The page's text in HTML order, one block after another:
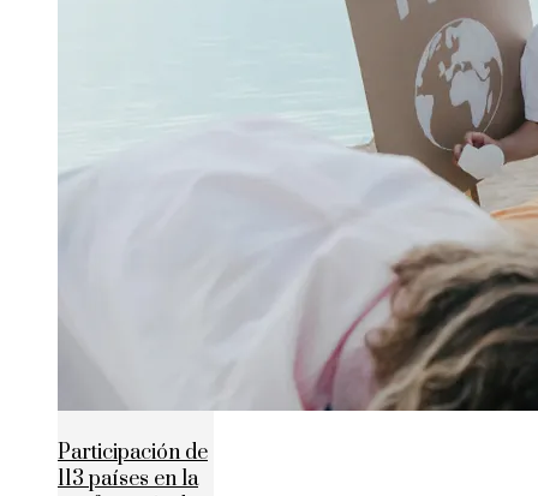
Participación de
113 países en la